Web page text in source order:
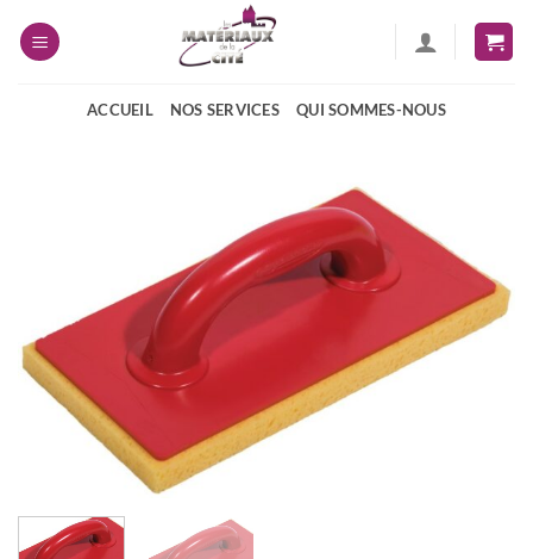
ACCUEIL NOS SERVICES QUI SOMMES-NOUS